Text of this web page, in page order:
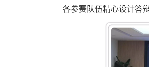
各参赛队伍精心设计答